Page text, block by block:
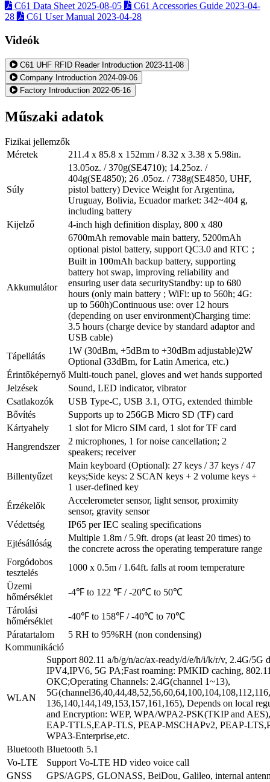
C61 Data Sheet 2025-08-05 C61 Accessories Guide 2023-04-
28
C61 User Manual 2023-04-28
Videók
C61 UHF RFID Reader Introduction 2023-11-08
Company Introduction 2024-09-06
Factory Introduction 2022-05-16
Műszaki adatok
Fizikai jellemzők
Méretek
211.4 x 85.8 x 152mm / 8.32 x 3.38 x 5.98in.
Súly
13.05oz. / 370g(SE4710); 14.25oz. /
404g(SE4850); 26 .05oz. / 738g(SE4850, UHF,
pistol battery) Device Weight for Argentina,
Uruguay, Bolivia, Ecuador market: 342~404 g,
including battery
Kijelző
4-inch high definition display, 800 x 480
Akkumulátor
6700mAh removable main battery, 5200mAh
optional pistol battery, support QC3.0 and RTC；
Built in 100mAh backup battery, supporting
battery hot swap, improving reliability and
ensuring user data securityStandby: up to 680
hours (only main battery ; WiFi: up to 560h; 4G:
up to 560h)Continuous use: over 12 hours
(depending on user environment)Charging time:
3.5 hours (charge device by standard adaptor and
USB cable)
Tápellátás
1W (30dBm, +5dBm to +30dBm adjustable)2W
Optional (33dBm, for Latin America, etc.)
Érintőképernyő Multi-touch panel, gloves and wet hands supported
Jelzések
Sound, LED indicator, vibrator
Csatlakozók
USB Type-C, USB 3.1, OTG, extended thimble
Bővítés
Supports up to 256GB Micro SD (TF) card
Kártyahely
1 slot for Micro SIM card, 1 slot for TF card
Hangrendszer
2 microphones, 1 for noise cancellation; 2
speakers; receiver
Billentyűzet
Main keyboard (Optional): 27 keys / 37 keys / 47
keys;Side keys: 2 SCAN keys + 2 volume keys +
1 user-defined key
Érzékelők
Accelerometer sensor, light sensor, proximity
sensor, gravity sensor
Védettség
IP65 per IEC sealing specifications
Ejtésállóság
Multiple 1.8m / 5.9ft. drops (at least 20 times) to
the concrete across the operating temperature range
Forgódobos
tesztelés
1000 x 0.5m / 1.64ft. falls at room temperature
Üzemi
hőmérséklet
-4℉ to 122 ℉ / -20℃ to 50℃
Tárolási
hőmérséklet
-40℉ to 158℉ / -40℃ to 70℃
Páratartalom
5 RH to 95%RH (non condensing)
Kommunikáció
WLAN
Support 802.11 a/b/g/n/ac/ax-ready/d/e/h/i/k/r/v, 2.4G/5G
IPV4,IPV6, 5G PA;Fast roaming: PMKID caching,
OKC;Operating Channels: 2.4G(channel 1~13),
136,140,144,149,153,157,161,165), Depends on local
and Encryption: WEP, WPA/WPA2-PSK(TKIP and
EAP-TTLS,EAP-TLS, PEAP-MSCHAPv2, PEAP-
WPA3-Enterprise,etc.
Bluetooth Bluetooth 5.1
Vo-LTE
Support Vo-LTE HD video voice call
GNSS
GPS/AGPS, GLONASS, BeiDou, Galileo, internal